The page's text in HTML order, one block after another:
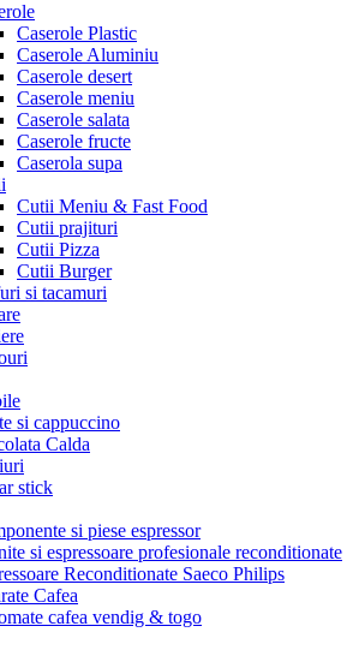
Caserole Plastic
Caserole Aluminiu
Caserole desert
Caserole meniu
Caserole salata
Caserole fructe
Caserola supa
Cutii Meniu & Fast Food
Cutii prajituri
Cutii Pizza
Cutii Burger
si tacamuri
si cappuccino
Calda
stick
si piese espressor
si espressoare profesionale reconditionate
Reconditionate Saeco Philips
Cafea
cafea vendig & togo